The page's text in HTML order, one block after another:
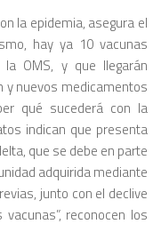
la epidemia, asegura el
hay ya 10 vacunas
OMS, y que llegarán
y nuevos medicamentos
qué sucederá con la
indican que presenta
que se debe en parte
adquirida mediante
junto con el declive
reconocen los